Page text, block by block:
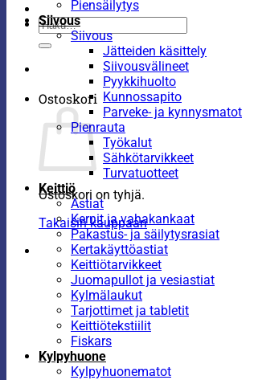
Etsi:
Ostoskori
Ostoskori on tyhjä.
Takaisin kauppaan
Piensäilytys
Siivous
Siivous
Jätteiden käsittely
Siivousvälineet
Pyykkihuolto
Kunnossapito
Parveke- ja kynnysmatot
Pienrauta
Työkalut
Sähkötarvikkeet
Turvatuotteet
Keittiö
Astiat
Kernit ja vahakankaat
Pakastus- ja säilytysrasiat
Kertakäyttöastiat
Keittiötarvikkeet
Juomapullot ja vesiastiat
Kylmälaukut
Tarjottimet ja tabletit
Keittiötekstiilit
Fiskars
Kylpyhuone
Kylpyhuonematot